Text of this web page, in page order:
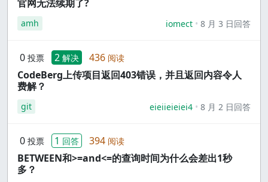
官网无法续期了?
amh iomect 8 月 3 日回答
0 投票 2 解决 436 阅读
CodeBerg上传项目返回403错误，并且返回内容令人
费解？
git eieiieieiei4 8 月 2 日回答
0 投票 1 回答 394 阅读
BETWEEN和>=and<=的查询时间为什么会差出1秒
多？